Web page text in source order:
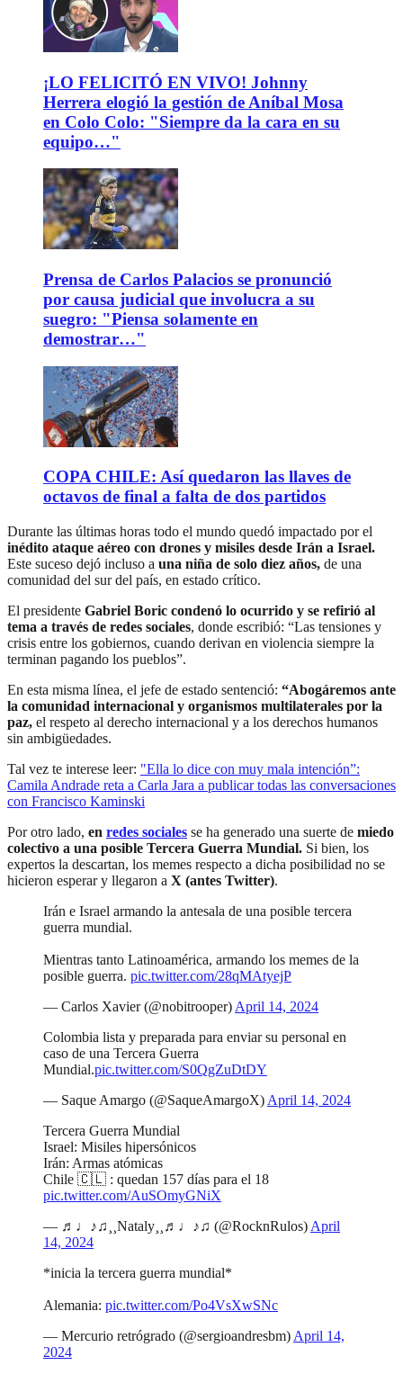
¡LO FELICITÓ EN VIVO! Johnny
Herrera elogió la gestión de Aníbal Mosa
en Colo Colo: "Siempre da la cara en su
equipo…"
Prensa de Carlos Palacios se pronunció
por causa judicial que involucra a su
suegro: "Piensa solamente en
demostrar…"
COPA CHILE: Así quedaron las llaves de
octavos de final a falta de dos partidos
Durante las últimas horas todo el mundo quedó impactado por el
inédito ataque aéreo con drones y misiles desde Irán a Israel.
Este suceso dejó incluso a una niña de solo diez años, de una
comunidad del sur del país, en estado crítico.
El presidente Gabriel Boric condenó lo ocurrido y se refirió al
tema a través de redes sociales, donde escribió: “Las tensiones y
crisis entre los gobiernos, cuando derivan en violencia siempre la
terminan pagando los pueblos”.
En esta misma línea, el jefe de estado sentenció: “Abogáremos ante
la comunidad internacional y organismos multilaterales por la
paz, el respeto al derecho internacional y a los derechos humanos
sin ambigüedades.
Tal vez te interese leer: "Ella lo dice con muy mala intención”:
Camila Andrade reta a Carla Jara a publicar todas las conversaciones
con Francisco Kaminski
Por otro lado, en redes sociales se ha generado una suerte de miedo
colectivo a una posible Tercera Guerra Mundial. Si bien, los
expertos la descartan, los memes respecto a dicha posibilidad no se
hicieron esperar y llegaron a X (antes Twitter).
Irán e Israel armando la antesala de una posible tercera
guerra mundial.
Mientras tanto Latinoamérica, armando los memes de la
posible guerra. pic.twitter.com/28qMAtyejP
— Carlos Xavier (@nobitrooper) April 14, 2024
Colombia lista y preparada para enviar su personal en
caso de una Tercera Guerra
Mundial.pic.twitter.com/S0QgZuDtDY
— Saque Amargo (@SaqueAmargoX) April 14, 2024
Tercera Guerra Mundial
Israel: Misiles hipersónicos
Irán: Armas atómicas
Chile 🇨🇱 : quedan 157 días para el 18
pic.twitter.com/AuSOmyGNiX
— ♬♩♪♫¸¸Nataly¸¸♬♩♪♫ (@RocknRulos) April
14, 2024
*inicia la tercera guerra mundial*
Alemania: pic.twitter.com/Po4VsXwSNc
— Mercurio retrógrado (@sergioandresbm) April 14,
2024